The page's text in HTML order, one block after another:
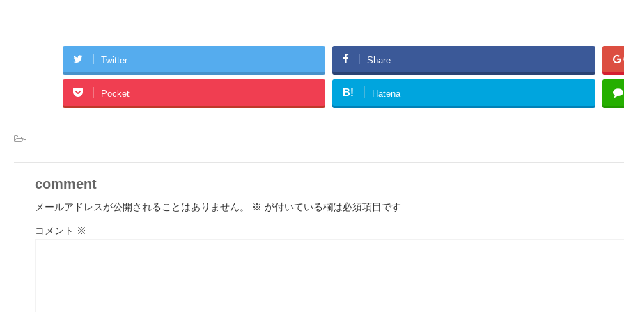
Twitter Share
Pocket B! Hatena
-
comment
メールアドレスが公開されることはありません。 ※ が付いている欄は必須項目です
コメント ※